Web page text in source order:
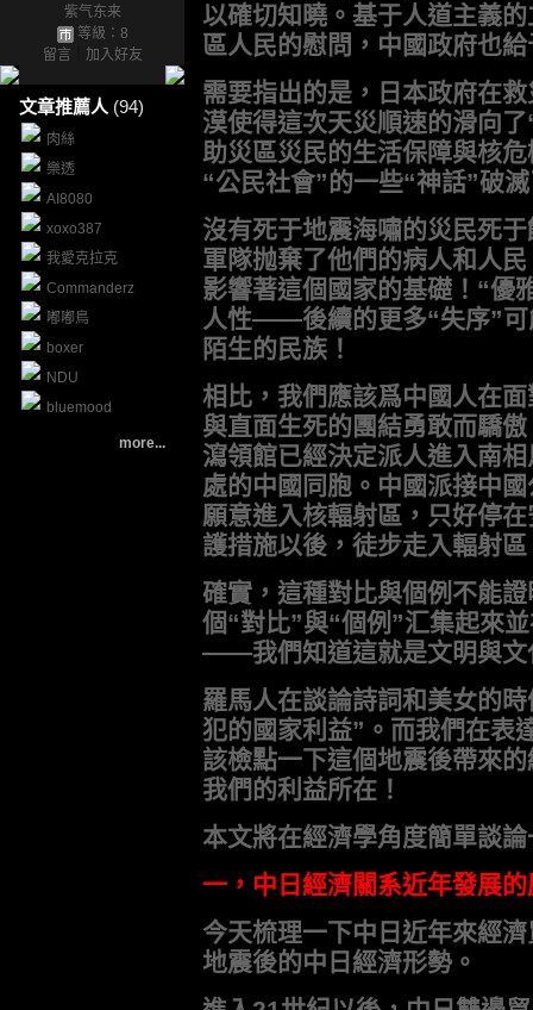
紫气东来
等級：8
留言
加入好友
文章推薦人 (94)
肉絲
樂透
AI8080
xoxo387
我愛克拉克
Commanderz
嘟嘟鳥
boxer
NDU
bluemood
more...
以確切知曉。基于人道主義
區人民的慰問，中國政府也
需要指出的是，日本政府在
漠使得這次天災順速的滑向
助災區災民的生活保障與核
“公民社會”的一些“神話”破
沒有死于地震海嘯的災民死
軍隊抛棄了他們的病人和人
影響著這個國家的基礎！“優
人性——後續的更多“失序”可
陌生的民族！
相比，我們應該爲中國人在
與直面生死的團結勇敢而驕
瀉領館已經決定派人進入南
處的中國同胞。中國派接中
願意進入核輻射區，只好停
護措施以後，徒步走入輻射
確實，這種對比與個例不能
個“對比”與“個例”汇集起來
——我們知道這就是文明與文
羅馬人在談論詩詞和美女的
犯的國家利益”。而我們在表
該檢點一下這個地震後帶來
我們的利益所在！
本文將在經濟學角度簡單談
一，中日經濟關系近年發展
今天梳理一下中日近年來經
地震後的中日經濟形勢。